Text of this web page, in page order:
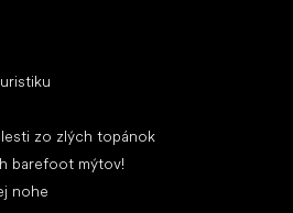
zo zlých topánok
barefoot mýtov!
nohe